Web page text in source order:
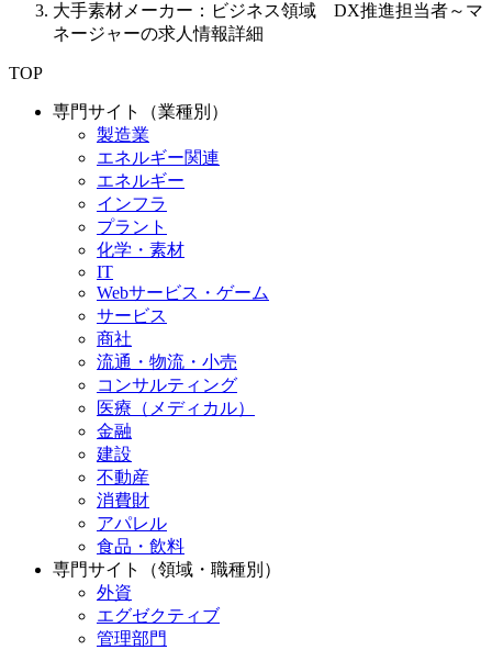
大手素材メーカー：ビジネス領域 DX推進担当者～マ
ネージャーの求人情報詳細
TOP
専門サイト（業種別）
製造業
エネルギー関連
エネルギー
インフラ
プラント
化学・素材
IT
Webサービス・ゲーム
サービス
商社
流通・物流・小売
コンサルティング
医療（メディカル）
金融
建設
不動産
消費財
アパレル
食品・飲料
専門サイト（領域・職種別）
外資
エグゼクティブ
管理部門